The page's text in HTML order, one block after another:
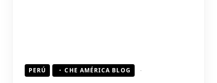
PERÚ CHE AMÉRICA BLOG